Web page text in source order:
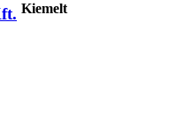
Kiemelt